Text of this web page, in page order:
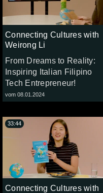
Connecting Cultures with
Weirong Li
From Dreams to Reality:
Inspiring Italian Filipino
Tech Entrepreneur!
vom 08.01.2024
Connecting Cultures with
33:44